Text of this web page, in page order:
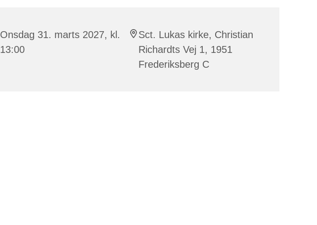
Onsdag 31. marts 2027, kl.
13:00
Sct. Lukas kirke, Christian
Richardts Vej 1, 1951
Frederiksberg C